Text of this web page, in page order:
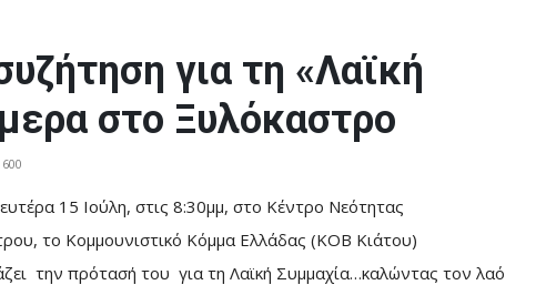
για τη «Λαϊκή
στο Ξυλόκαστρο
600
15 Ιούλη, στις 8:30μμ, στο Κέντρο Νεότητας
το Κομμουνιστικό Κόμμα Ελλάδας (ΚΟΒ Κιάτου)
την πρότασή του για τη Λαϊκή Συμμαχία…καλώντας τον λαό